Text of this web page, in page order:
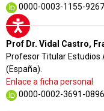
0000-0003-1155-9267
Prof Dr. Vidal Castro,
Profesor Titular Estudios
(España).
Enlace a ficha personal
0000-0002-3691-0896